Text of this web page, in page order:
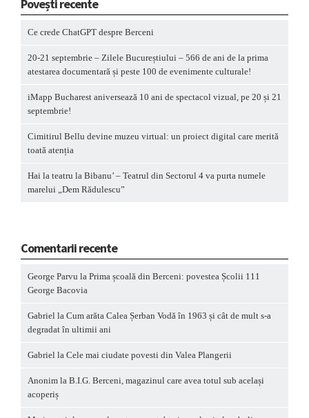
Povești recente
Ce crede ChatGPT despre Berceni
20-21 septembrie – Zilele Bucureștiului – 566 de ani de la prima
atestarea documentară și peste 100 de evenimente culturale!
iMapp Bucharest aniversează 10 ani de spectacol vizual, pe 20 și 21
septembrie!
Cimitirul Bellu devine muzeu virtual: un proiect digital care merită
toată atenția
Hai la teatru la Bibanu’ – Teatrul din Sectorul 4 va purta numele
marelui „Dem Rădulescu”
Comentarii recente
George Parvu la Prima școală din Berceni: povestea Școlii 111
George Bacovia
Gabriel la Cum arăta Calea Șerban Vodă în 1963 și cât de mult s-a
degradat în ultimii ani
Gabriel la Cele mai ciudate povesti din Valea Plangerii
Anonim la B.I.G. Berceni, magazinul care avea totul sub același
acoperiș